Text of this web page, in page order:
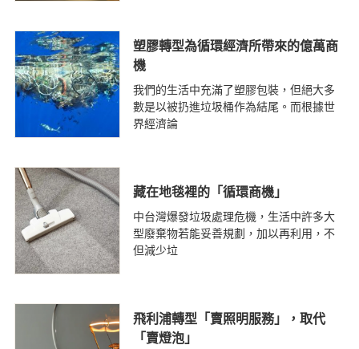
塑膠轉型為循環經濟所帶來的億萬商
機
我們的生活中充滿了塑膠包裝，但絕大多
數是以被扔進垃圾桶作為結尾。而根據世
界經濟論
藏在地毯裡的「循環商機」
中台灣爆發垃圾處理危機，生活中許多大
型廢棄物若能妥善規劃，加以再利用，不
但減少垃
飛利浦轉型「賣照明服務」，取代
「賣燈泡」